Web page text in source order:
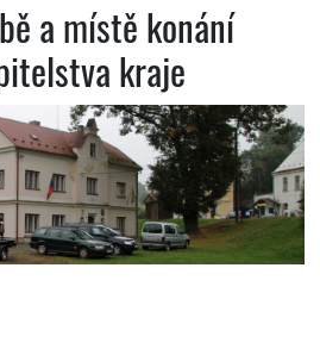
a místě konání
kraje